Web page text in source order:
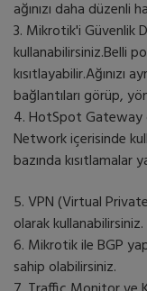
ağınızı daha düzenli
3. Mikrotik'i Güvenlik
kullanabilirsiniz.Belli
kısıtlayabilir.Ağınızı
bağlantıları görüp,
4. HotSpot Gateway
Network içerisinde
bazında
5. VPN (Virtual
olarak kullanabilirsiniz.
6. Mikrotik ile BGP
sahip olabilirsiniz.